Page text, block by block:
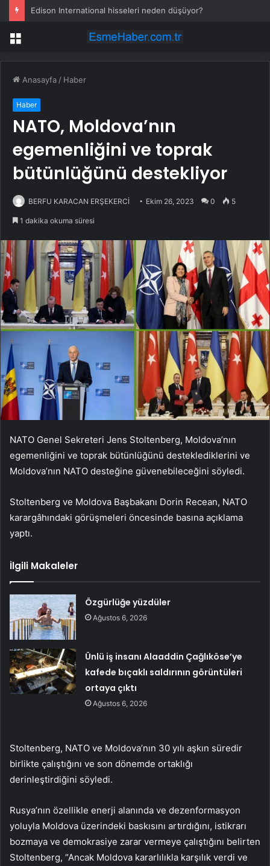
Edison International hisseleri neden düşüyor?
Menü
Anasayfa / Haber
Haber
NATO, Moldova’nın
egemenliğini ve toprak
bütünlüğünü destekliyor
BERFU KARACAN ERŞEKERCİ Ekim 26, 2023 0 5
1 dakika okuma süresi
NATO Genel Sekreteri Jens Stoltenberg, Moldova’nın
egemenliğini ve toprak bütünlüğünü desteklediklerini ve
Moldova’nın NATO desteğine güvenebileceğini söyledi.
Stoltenberg ve Moldova Başbakanı Dorin Recean, NATO
karargâhındaki görüşmeleri öncesinde basına açıklama
yaptı.
İlgili Makaleler
Özgürlüğe yüzdüler
Ağustos 6, 2026
Ünlü iş insanı Alaaddin Çağlıköse’ye
kafede bıçaklı saldırının görüntüleri
ortaya çıktı
Ağustos 6, 2026
Stoltenberg, NATO ve Moldova’nın 30 yılı aşkın süredir
birlikte çalıştığını ve son dönemde ortaklığı
derinleştirdiğini söyledi.
Rusya’nın özellikle enerji alanında ve dezenformasyon
yoluyla Moldova üzerindeki baskısını artırdığını, istikrarı
bozmaya ve demokrasiye zarar vermeye çalıştığını belirten
Stoltenberg, “Ancak Moldova kararlılıkla karşılık verdi ve